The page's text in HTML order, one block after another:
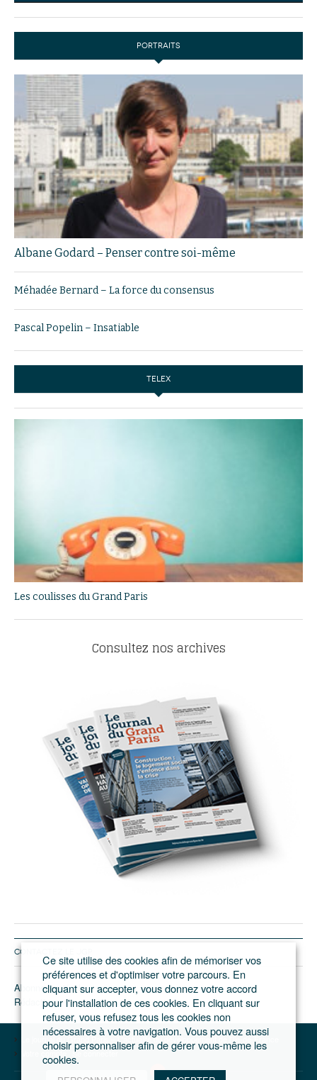
PORTRAITS
Albane Godard – Penser contre soi-même
Méhadée Bernard – La force du consensus
Pascal Popelin – Insatiable
TELEX
Les coulisses du Grand Paris
Consultez nos archives
CONTACTEZ LE JGP
Abonnement/pub
Rédaction
Le journal du Grand Paris – L'actualité du développement de l'Ile-de-France
Votre compte
Se connecter
Ce site utilise des cookies afin de mémoriser vos
préférences et d'optimiser votre parcours. En
cliquant sur accepter, vous donnez votre accord
pour l'installation de ces cookies. En cliquant sur
refuser, vous refusez tous les cookies non
nécessaires à votre navigation. Vous pouvez aussi
choisir personnaliser afin de gérer vous-même les
cookies.